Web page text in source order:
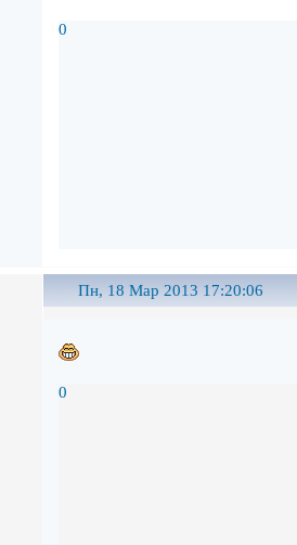
0
Пн, 18 Мар 2013 17:20:06
0